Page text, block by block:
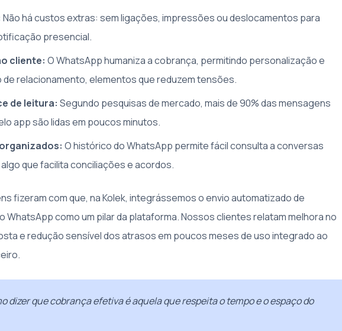
Não há custos extras: sem ligações, impressões ou deslocamentos para
presencial.
cliente: O WhatsApp humaniza a cobrança, permitindo personalização e
relacionamento, elementos que reduzem tensões.
de leitura: Segundo pesquisas de mercado, mais de 90% das mensagens
app são lidas em poucos minutos.
O histórico do WhatsApp permite fácil consulta a conversas
que facilita conciliações e acordos.
fizeram com que, na Kolek, integrássemos o envio automatizado de
WhatsApp como um pilar da plataforma. Nossos clientes relatam melhora no
e redução sensível dos atrasos em poucos meses de uso integrado ao
dizer que cobrança efetiva é aquela que respeita o tempo e o espaço do